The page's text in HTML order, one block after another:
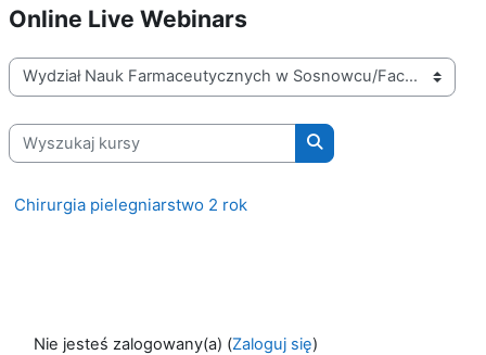
Online Live Webinars
Kategorie kursów
Wyszukaj kursy
Wyszukaj kursy
Chirurgia pielegniarstwo 2 rok
Nie jesteś zalogowany(a) (Zaloguj się)